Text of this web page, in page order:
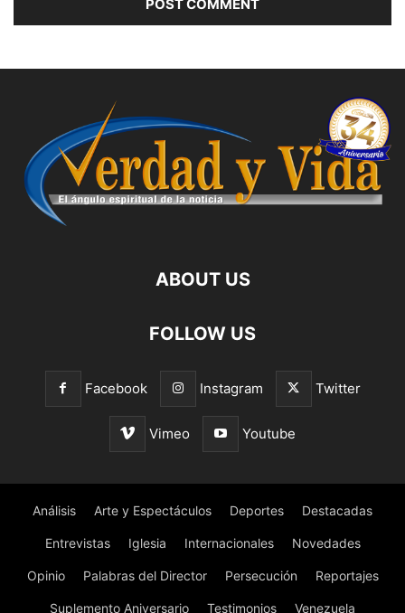
ABOUT US
FOLLOW US
Facebook Instagram Twitter
Vimeo Youtube
Análisis Arte y Espectáculos Deportes Destacadas
Entrevistas Iglesia Internacionales Novedades
Opinio Palabras del Director Persecución Reportajes
Suplemento Aniversario Testimonios Venezuela